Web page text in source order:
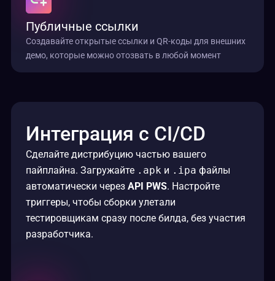
Публичные ссылки
Создавайте открытые ссылки и QR-коды для внешних
демо, которые можно отозвать в любой момент
Интеграция с CI/CD
Сделайте дистрибуцию частью вашего
пайплайна. Загружайте .apkи .ipa файлы
автоматически через API PWS. Настройте
триггеры, чтобы сборки улетали
тестировщикам сразу после билда, без участия
разработчика.